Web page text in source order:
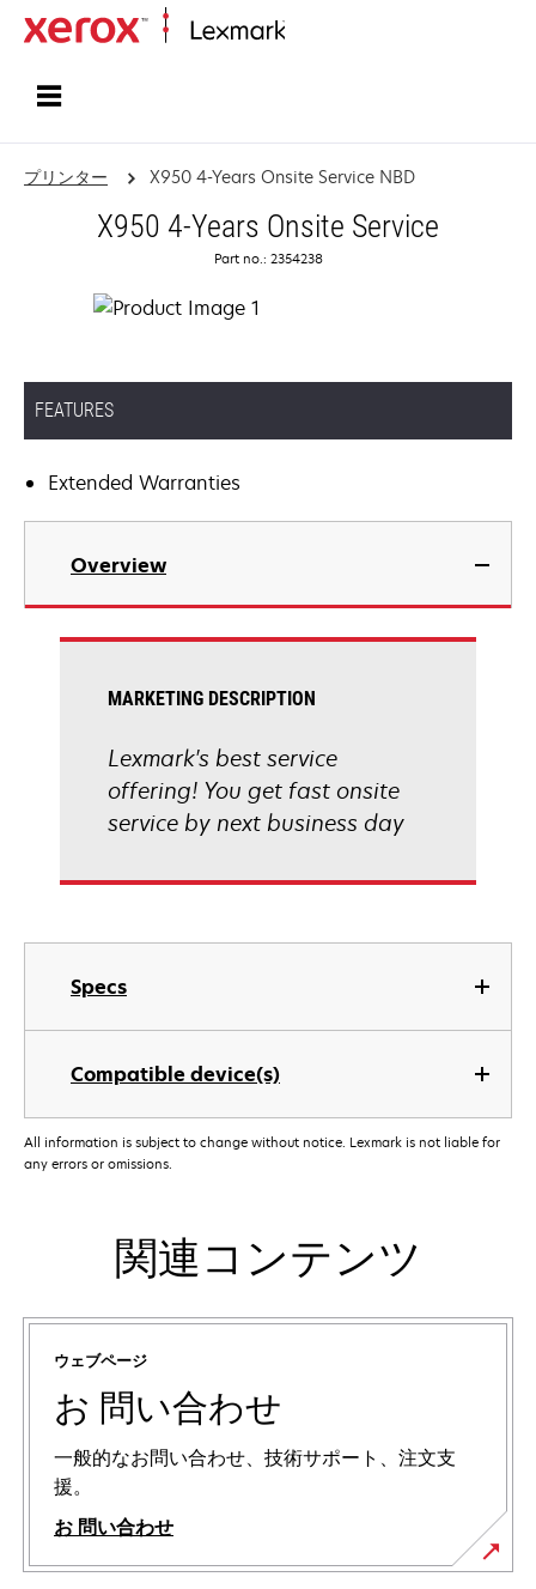
プリンター X950 4-Years Onsite Service NBD
X950 4-Years Onsite Service
Part no.: 2354238
FEATURES
Extended Warranties
Overview
Specs
Compatible device(s)
MARKETING DESCRIPTION
Lexmark's best service
offering! You get fast onsite
service by next business day
All information is subject to change without notice. Lexmark is not liable for
any errors or omissions.
関連コンテンツ
ウェブページ
お 問い合わせ
一般的なお問い合わせ、技術サポート、注文支
援。
お 問い合わせ